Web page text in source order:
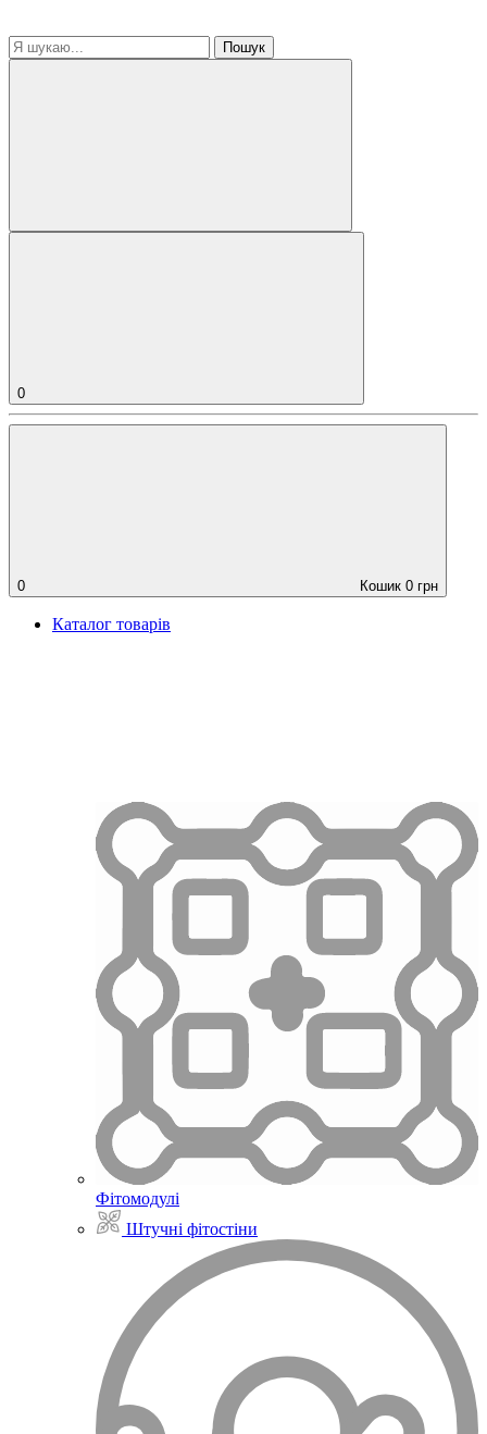
Пошук
0
0 Кошик 0 грн
Каталог товарів
Фітомодулі
Штучні фітостіни